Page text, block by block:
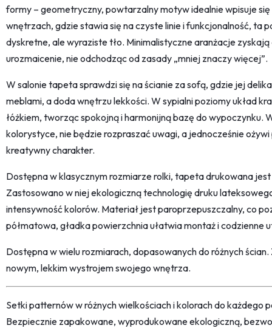
formy – geometryczny, powtarzalny motyw idealnie wpisuje
wnętrzach, gdzie stawia się na czyste linie i funkcjonalność, ta
dyskretne, ale wyraziste tło. Minimalistyczne aranżacje
urozmaicenie, nie odchodząc od zasady „mniej znaczy więcej”.
W salonie tapeta sprawdzi się na ścianie za sofą, gdzie jej
meblami, a doda wnętrzu lekkości. W sypialni poziomy układ
łóżkiem, tworząc spokojną i harmonijną bazę do wypoczynku.
kolorystyce, nie będzie rozpraszać uwagi, a jednocześnie
kreatywny charakter.
Dostępna w klasycznym rozmiarze rolki, tapeta drukowana
Zastosowano w niej ekologiczną technologię druku
intensywność kolorów. Materiał jest paroprzepuszczalny, co
półmatowa, gładka powierzchnia ułatwia montaż i codzienne
Dostępna w wielu rozmiarach, dopasowanych do różnych
nowym, lekkim wystrojem swojego wnętrza.
Setki patternów w różnych wielkościach i kolorach do każdego
Bezpiecznie zapakowane, wyprodukowane ekologiczną,